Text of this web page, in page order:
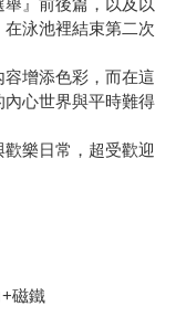
』前後篇，以及以
泳池裡結束第二次
容增添色彩，而在這
心世界與平時難得
樂日常，超受歡迎
磁鐵